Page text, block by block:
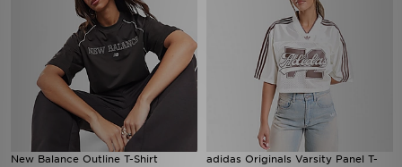
New Balance Outline T-Shirt adidas Originals Varsity Panel T-